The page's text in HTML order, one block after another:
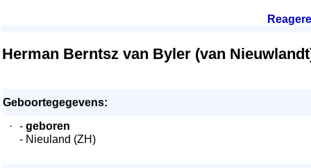
Herman Berntsz van Byler (van
Geboortegegevens:
·
- geboren
- Nieuland (ZH)